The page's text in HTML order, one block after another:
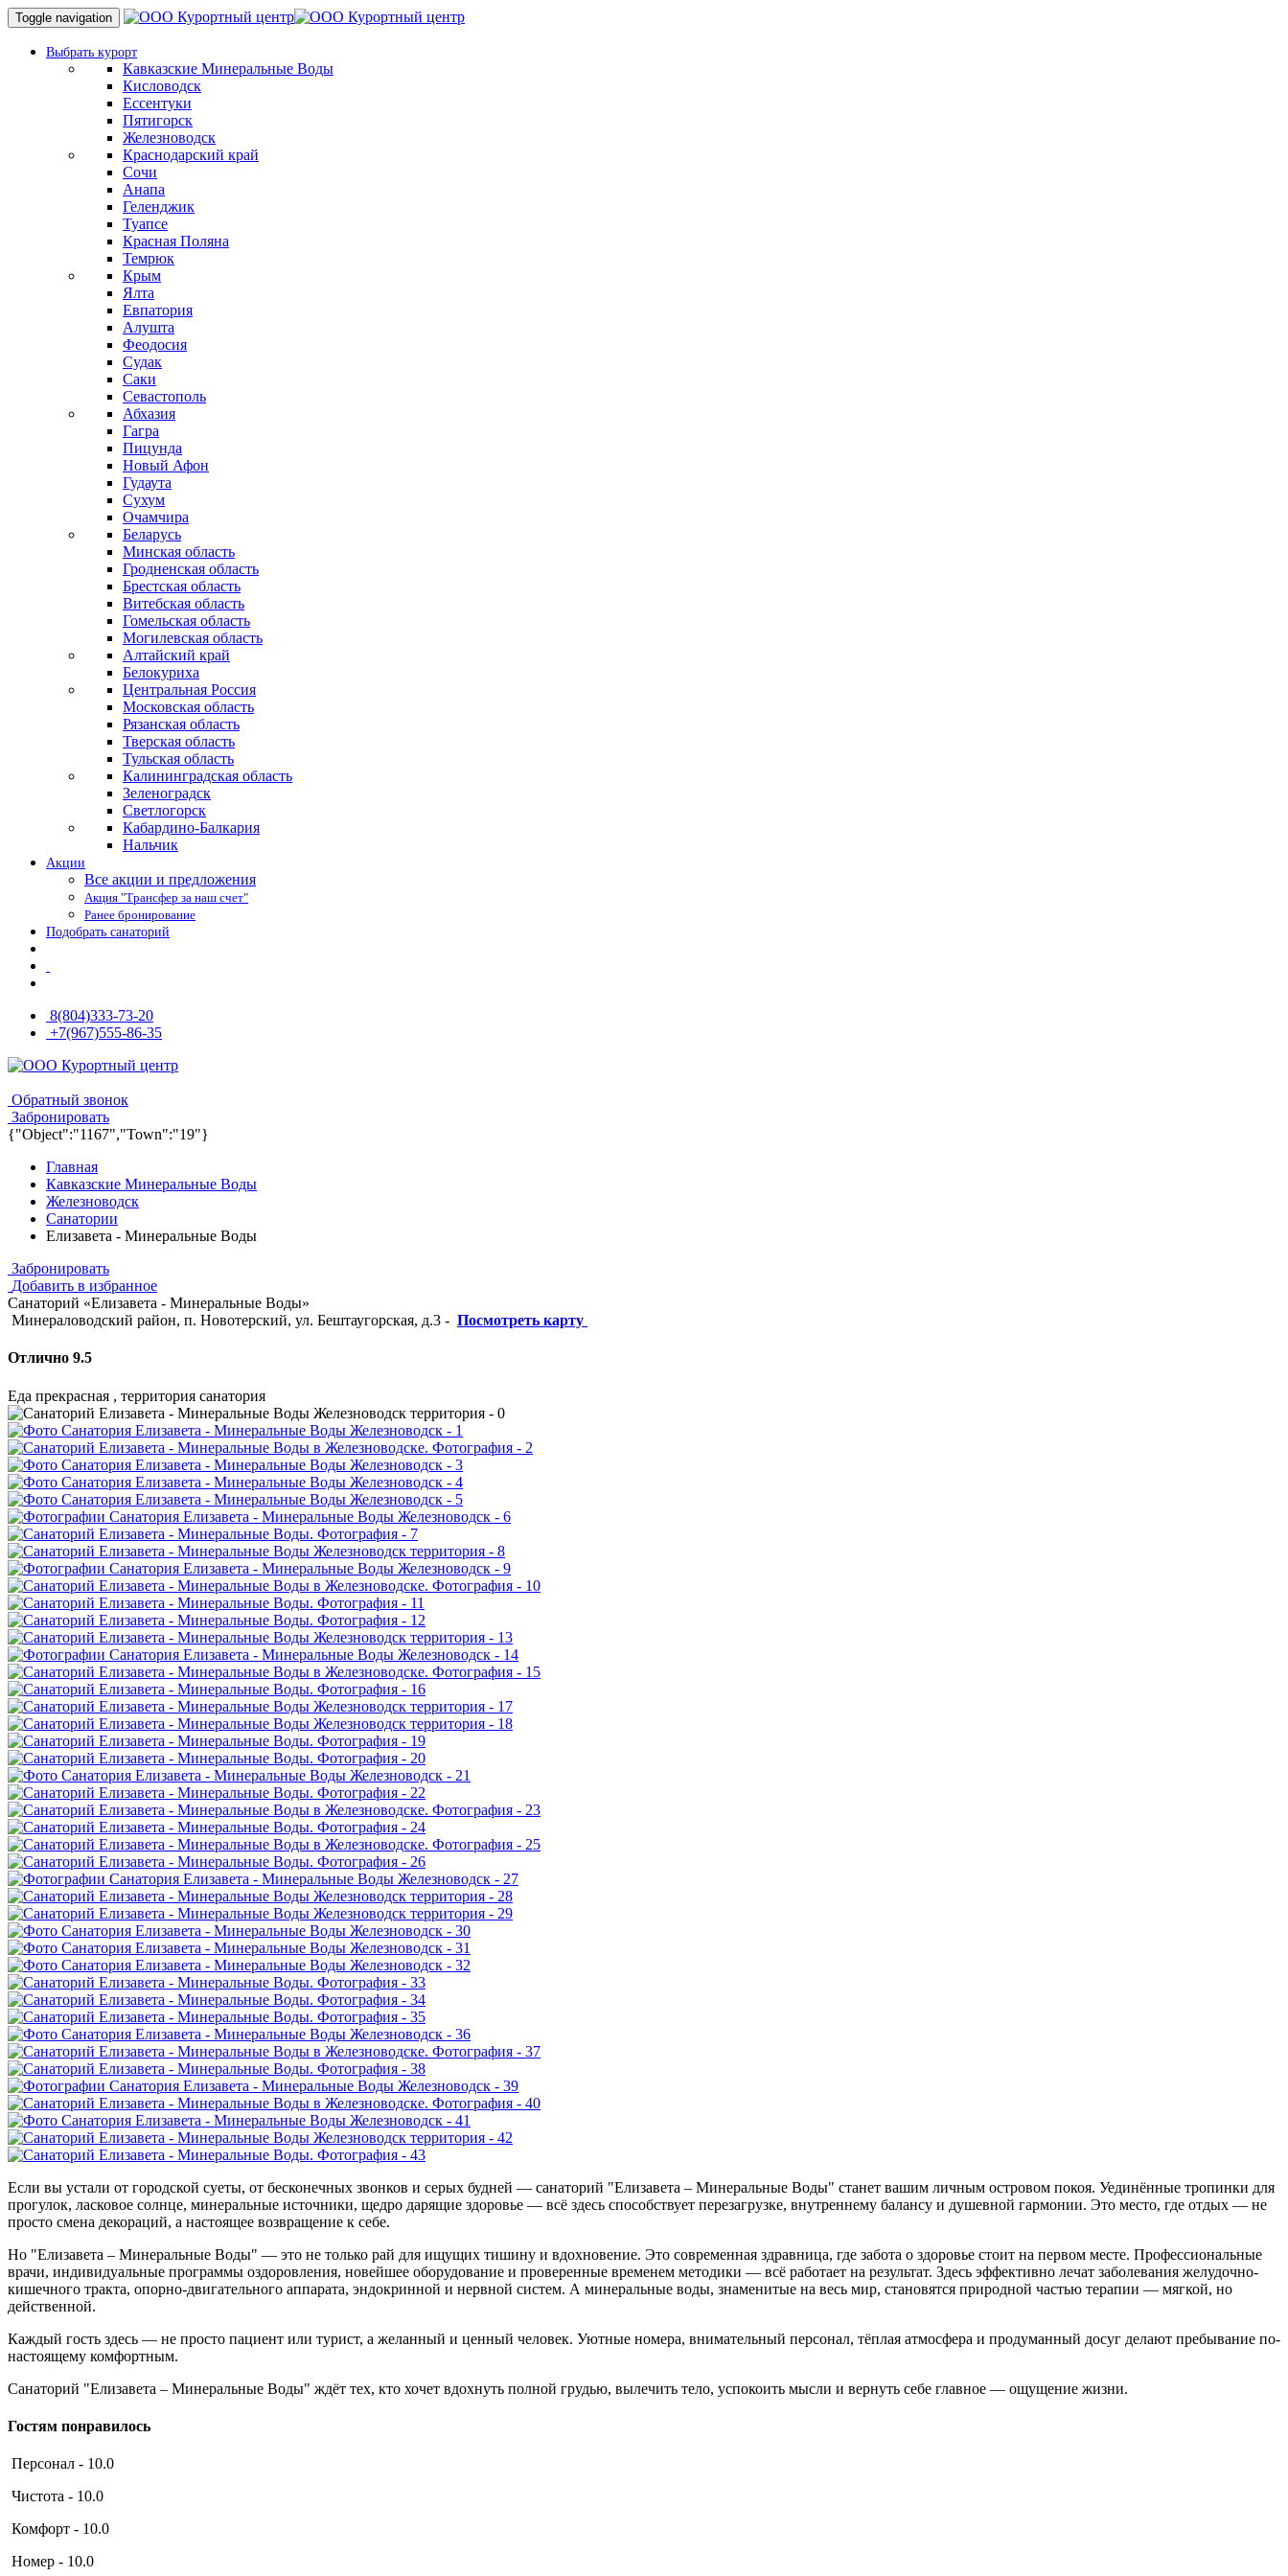
Toggle navigation
Выбрать курорт
Кавказские Минеральные Воды
Кисловодск
Ессентуки
Пятигорск
Железноводск
Краснодарский край
Сочи
Анапа
Геленджик
Туапсе
Красная Поляна
Темрюк
Крым
Ялта
Евпатория
Алушта
Феодосия
Судак
Саки
Севастополь
Абхазия
Гагра
Пицунда
Новый Афон
Гудаута
Сухум
Очамчира
Беларусь
Минская область
Гродненская область
Брестская область
Витебская область
Гомельская область
Могилевская область
Алтайский край
Белокуриха
Центральная Россия
Московская область
Рязанская область
Тверская область
Тульская область
Калининградская область
Зеленоградск
Светлогорск
Кабардино-Балкария
Нальчик
Акции
Все акции и предложения
Акция "Трансфер за наш счет"
Ранее бронирование
Подобрать санаторий
8(804)333-73-20
+7(967)555-86-35
Обратный звонок
Забронировать
{"Object":"1167","Town":"19"}
Главная
Кавказские Минеральные Воды
Железноводск
Санатории
Елизавета - Минеральные Воды
Забронировать
Добавить в избранное
Санаторий «Елизавета - Минеральные Воды»
Минераловодский район, п. Новотерский, ул. Бештаугорская, д.3 - Посмотреть карту
Отлично 9.5
Еда прекрасная , территория санатория
Если вы устали от городской суеты, от бесконечных звонков и серых будней — санаторий "Елизавета – Минеральные Воды" станет вашим личным островом покоя. Уединённые тропинки для
прогулок, ласковое солнце, минеральные источники, щедро дарящие здоровье — всё здесь способствует перезагрузке, внутреннему балансу и душевной гармонии. Это место, где отдых — не
просто смена декораций, а настоящее возвращение к себе.
Но "Елизавета – Минеральные Воды" — это не только рай для ищущих тишину и вдохновение. Это современная здравница, где забота о здоровье стоит на первом месте. Профессиональные
врачи, индивидуальные программы оздоровления, новейшее оборудование и проверенные временем методики — всё работает на результат. Здесь эффективно лечат заболевания желудочно-
кишечного тракта, опорно-двигательного аппарата, эндокринной и нервной систем. А минеральные воды, знаменитые на весь мир, становятся природной частью терапии — мягкой, но
действенной.
Каждый гость здесь — не просто пациент или турист, а желанный и ценный человек. Уютные номера, внимательный персонал, тёплая атмосфера и продуманный досуг делают пребывание по-
настоящему комфортным.
Санаторий "Елизавета – Минеральные Воды" ждёт тех, кто хочет вдохнуть полной грудью, вылечить тело, успокоить мысли и вернуть себе главное — ощущение жизни.
Гостям понравилось
Персонал - 10.0
Чистота - 10.0
Комфорт - 10.0
Номер - 10.0